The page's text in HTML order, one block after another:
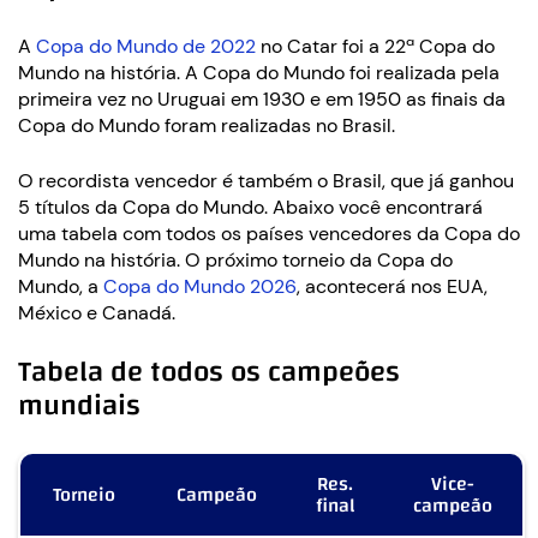
A Copa do Mundo de 2022 no Catar foi a 22ª Copa do
Mundo na história. A Copa do Mundo foi realizada pela
primeira vez no Uruguai em 1930 e em 1950 as finais da
Copa do Mundo foram realizadas no Brasil.
O recordista vencedor é também o Brasil, que já ganhou
5 títulos da Copa do Mundo. Abaixo você encontrará
uma tabela com todos os países vencedores da Copa do
Mundo na história. O próximo torneio da Copa do
Mundo, a Copa do Mundo 2026, acontecerá nos EUA,
México e Canadá.
Tabela de todos os campeões
mundiais
Torneio Campeão Res.
final
Vice-
campeão